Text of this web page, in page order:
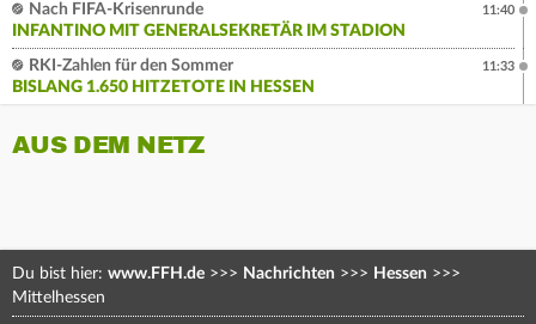
Nach FIFA-Krisenrunde
INFANTINO MIT GENERALSEKRETÄR IM STADION
11:40
RKI-Zahlen für den Sommer
BISLANG 1.650 HITZETOTE IN HESSEN
11:33
AUS DEM NETZ
Du bist hier: www.FFH.de >>> Nachrichten >>> Hessen >>>
Mittelhessen